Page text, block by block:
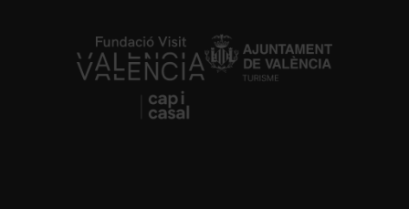
https://fundacion.visitvalencia.com/